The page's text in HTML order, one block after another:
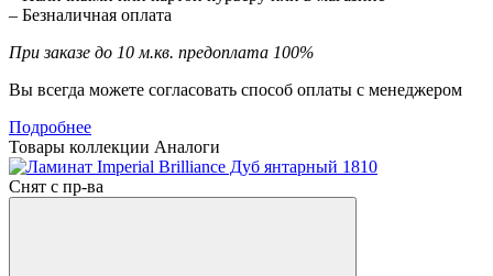
– Безналичная оплата
При заказе до 10 м.кв. предоплата 100%
Вы всегда можете согласовать способ оплаты с менеджером
Подробнее
Товары коллекции Аналоги
Снят с пр-ва